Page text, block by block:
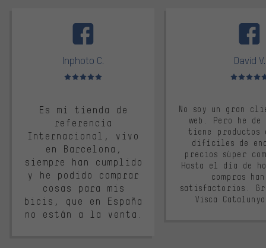
Inphoto C.
Valoración media: 5 de 5
Es mi tienda de
referencia
Internacional, vivo
en Barcelona,
siempre han cumplido
y he podido comprar
cosas para mis
bicis, que en España
no están a la venta.
David V.
Valoración
No soy un gran
web. Pero he
tiene productos
difíciles de
precios súper
Hasta el día de
compras
satisfactorios.
Visca